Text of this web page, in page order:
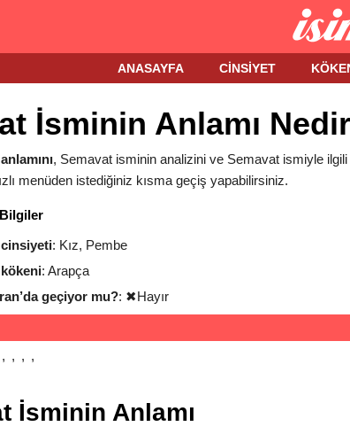
ANASAYFA CINSIYET
İsminin Anlamı
, Semavat isminin analizini ve Semavat ismiyle
menüden istediğiniz kısma geçiş yapabilirsiniz.
: Kız, Pembe
: Arapça
geçiyor mu?: ✖Hayır
İsminin Anlamı